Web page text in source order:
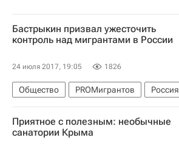
Бастрыкин призвал ужесточить
контроль над мигрантами в России
24 июля 2017, 19:05 1826
Общество PROМигрантов Россия
Приятное с полезным: необычные
санатории Крыма